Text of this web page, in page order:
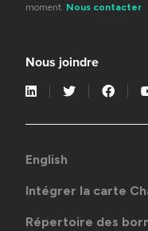
moment. Nous contacter
Nous joindre
English
Intégrer la carte
Répertoire des